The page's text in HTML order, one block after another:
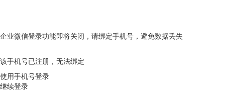
企业微信登录功能即将关闭，请绑定手机号，避免数据丢失
该手机号已注册，无法绑定
使用手机号登录
继续登录